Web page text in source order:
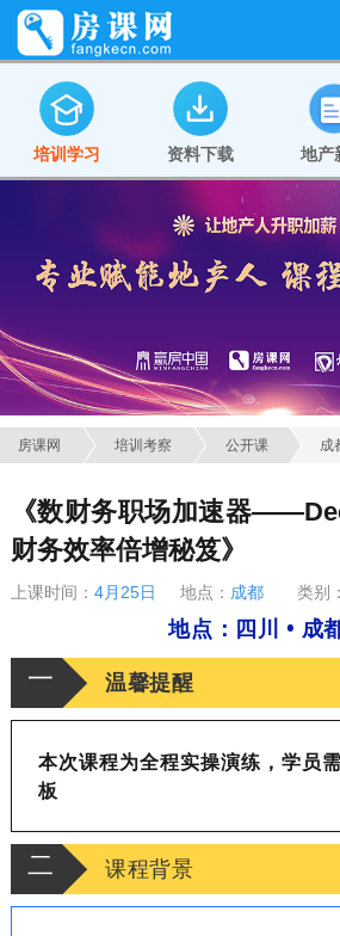
培训学习 资料下载 地产
房课网 培训考察 公开课 成
《数财务职场加速器
财务效率倍增秘笈》
上课时间： 4月25日 地点： 成都类别：
地点：四川 • 成
一 温馨提醒
本次课程为全程实操演练 ，学员
板
二 课程背景